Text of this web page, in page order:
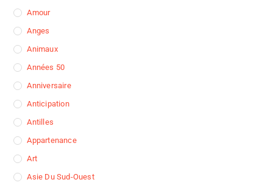
Amour
Anges
Animaux
Années 50
Anniversaire
Anticipation
Antilles
Appartenance
Art
Asie Du Sud-Ouest